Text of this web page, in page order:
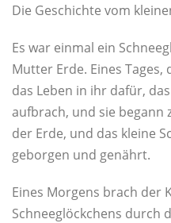
Die Geschichte vom
Es war einmal ein
Mutter Erde. Eines
das Leben in ihr dafür,
aufbrach, und sie begann
der Erde, und das kleine
geborgen und genährt.
Eines Morgens brach der
Schneeglöckchens durch